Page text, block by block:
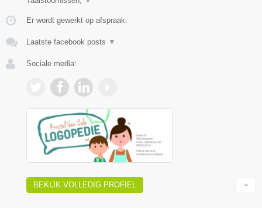
Er wordt gewerkt op afspraak.
Laatste facebook posts ▼
Sociale media:
BEKIJK VOLLEDIG PROFIEL